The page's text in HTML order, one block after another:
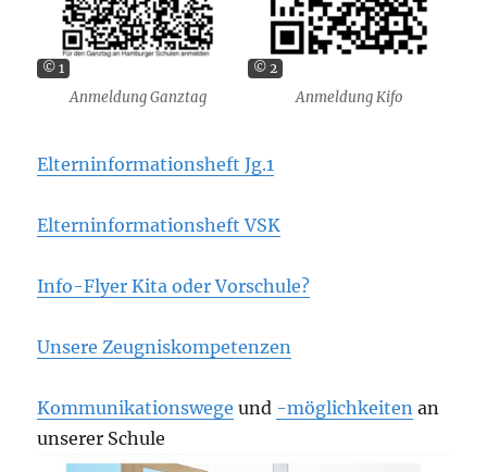
© 1
Anmeldung Ganztag
© 2
Anmeldung Kifo
Elterninformationsheft Jg.1
Elterninformationsheft VSK
Info-Flyer Kita oder Vorschule?
Unsere Zeugniskompetenzen
Kommunikationswege und -möglichkeiten an
unserer Schule